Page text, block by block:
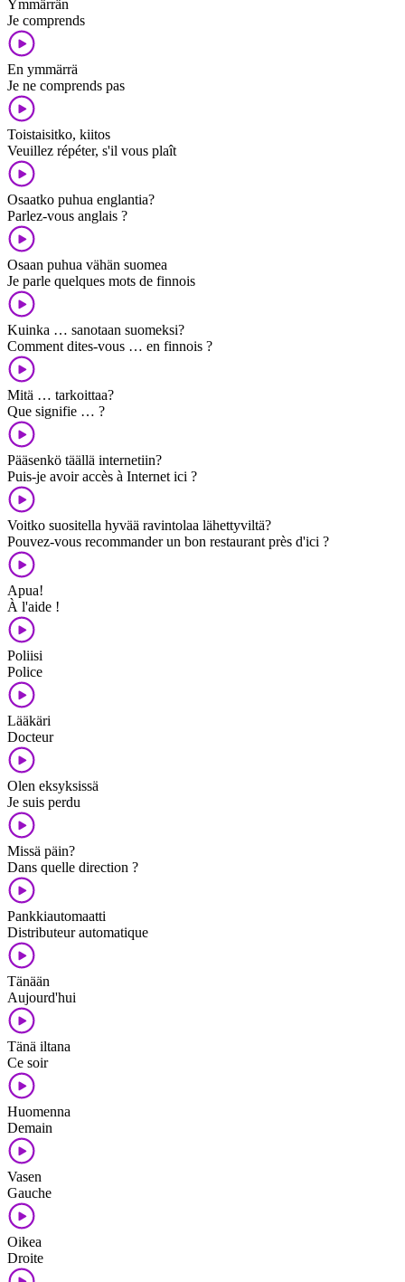
Ymmärrän
Je comprends
En ymmärrä
Je ne comprends pas
Toistaisitko, kiitos
Veuillez répéter, s'il vous plaît
Osaatko puhua englantia?
Parlez-vous anglais ?
Osaan puhua vähän suomea
Je parle quelques mots de finnois
Kuinka … sanotaan suomeksi?
Comment dites-vous … en finnois ?
Mitä … tarkoittaa?
Que signifie … ?
Pääsenkö täällä internetiin?
Puis-je avoir accès à Internet ici ?
Voitko suositella hyvää ravintolaa lähettyviltä?
Pouvez-vous recommander un bon restaurant près d'ici ?
Apua!
À l'aide !
Poliisi
Police
Lääkäri
Docteur
Olen eksyksissä
Je suis perdu
Missä päin?
Dans quelle direction ?
Pankkiautomaatti
Distributeur automatique
Tänään
Aujourd'hui
Tänä iltana
Ce soir
Huomenna
Demain
Vasen
Gauche
Oikea
Droite